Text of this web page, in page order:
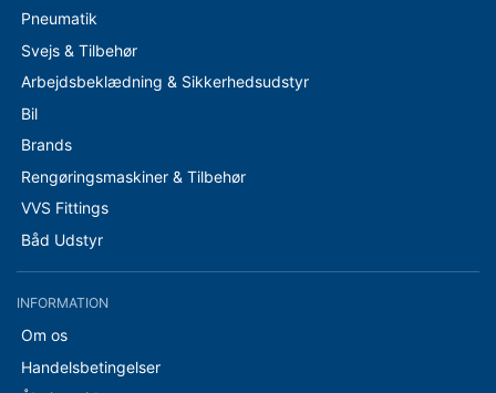
Pneumatik
Svejs & Tilbehør
Arbejdsbeklædning & Sikkerhedsudstyr
Bil
Brands
Rengøringsmaskiner & Tilbehør
VVS Fittings
Båd Udstyr
INFORMATION
Om os
Handelsbetingelser